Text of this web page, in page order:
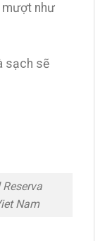
mượt như
sạch sẽ
Nam